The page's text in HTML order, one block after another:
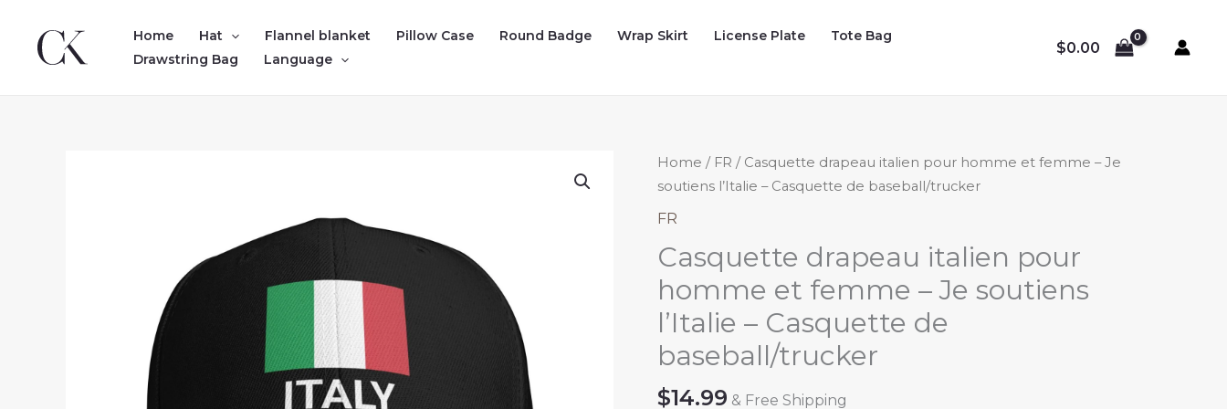
content
Home Hat Flannel blanket Pillow Case Round Badge Wrap Skirt License Plate
Tote Bag
Drawstring Bag
Language
$0.00
Home / FR / Casquette drapeau italien pour homme et femme – Je
soutiens l’Italie – Casquette de baseball/trucker
FR
Casquette drapeau italien pour
homme et femme – Je soutiens
l’Italie – Casquette de
baseball/trucker
$14.99 & Free Shipping